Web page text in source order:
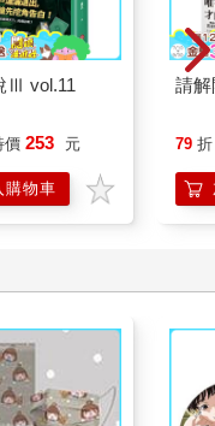
Ⅲ vol.11
價 253 元
購物車
請解
79 折